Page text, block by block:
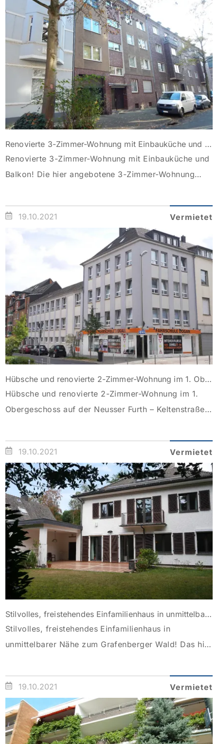
Renovierte 3-Zimmer-Wohnung mit Einbauküche und Balkon!
Renovierte 3-Zimmer-Wohnung mit Einbauküche und
Balkon! Die hier angebotene 3-Zimmer-Wohnung
Mehrfamilienhauses und ist über das Treppenhaus zu
erreichen (ohne Aufzug). Die Wohnung wurde
kürzlich umfassend renoviert, dabei wurde unter
anderem das gesamte Badezimmer neugestaltet. Als
Bodenbelag wurde flächendeckend ein Vinylboden
gewählt. Die genaue Raumaufteilung entnehmen Sie
bitte dem […]
19.10.2021 Vermietet
Hübsche und renovierte 2-Zimmer-Wohnung im 1. Obergeschoss auf der Neusser Furth – Keltenstraße!
Hübsche und renovierte 2-Zimmer-Wohnung im 1.
Obergeschoss auf der Neusser Furth – Keltenstraße!
sich im 1. Obergeschoss eines äußerst gepflegten
Mehrfamilienhauses und ist über das Treppenhaus
(ohne Aufzug) zu betreten. Es empfängt Sie eine
kleine Diele, von welcher aus das Badezimmer, der
Abstellraum, sowie der Wohnbereich zu erreichen
ist. […]
19.10.2021 Vermietet
Stilvolles, freistehendes Einfamilienhaus in unmittelbarer Nähe zum Grafenberger Wald!
Stilvolles, freistehendes Einfamilienhaus in
unmittelbarer Nähe zum Grafenberger Wald! Das hier
1937 erbaut und fortlaufend instandgesetzt. Beim
Betreten des Hauses gelangen Sie in die
repräsentative Diele, welche mit einem Kamin
ausgestattet ist. Im Erdgeschoss befinden sich
zudem drei großzügige Räume, ein Gäste-WC, die
19.10.2021 Vermietet